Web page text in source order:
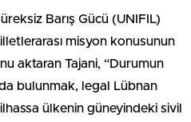
Barış Gücü (UNIFIL)
misyon konusunun
aktaran Tajani, “Durumun
bulunmak, legal Lübnan
ülkenin güneyindeki sivil